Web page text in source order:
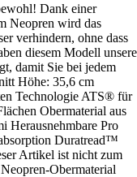
Dank einer
Neopren wird das
verhindern, ohne dass
diesem Modell unsere
damit Sie bei jedem
Höhe: 35,6 cm
Technologie ATS® für
Obermaterial aus
Herausnehmbare Pro
Duratread™
Artikel ist nicht zum
Obermaterial